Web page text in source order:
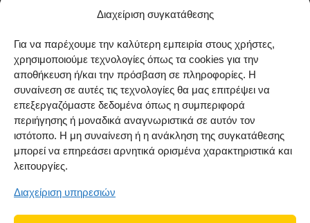
Διαχείριση συγκατάθεσης
Για να παρέχουμε την καλύτερη εμπειρία στους χρήστες,
χρησιμοποιούμε τεχνολογίες όπως τα cookies για την
αποθήκευση ή/και την πρόσβαση σε πληροφορίες. Η
συναίνεση σε αυτές τις τεχνολογίες θα μας επιτρέψει να
επεξεργαζόμαστε δεδομένα όπως η συμπεριφορά
περιήγησης ή μοναδικά αναγνωριστικά σε αυτόν τον
ιστότοπο. Η μη συναίνεση ή η ανάκληση της συγκατάθεσης
μπορεί να επηρεάσει αρνητικά ορισμένα χαρακτηριστικά και
λειτουργίες.
Διαχείριση υπηρεσιών
Μέθοδοι αποστολής
Όροι χρήσης
Cookie Policy (EU)
ΑΚΟΛΟΥΘΗΣΤΕ ΜΑΣ